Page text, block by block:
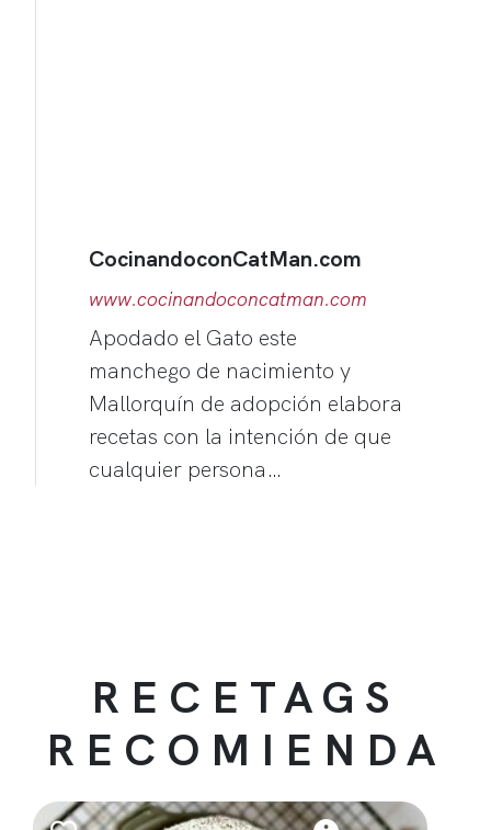
CocinandoconCatMan.com
www.cocinandoconcatman.com
Apodado el Gato este
manchego de nacimiento y
Mallorquín de adopción elabora
recetas con la intención de que
cualquier persona…
RECETAGS
RECOMIENDA